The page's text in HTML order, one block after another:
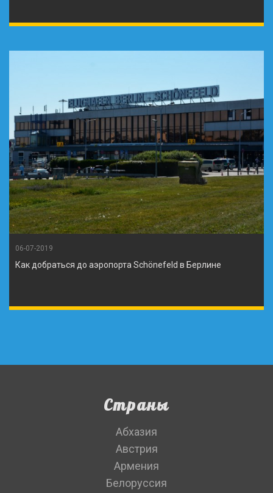
06-07-2019
Как добраться до аэропорта Schönefeld в Берлине
Страны
Абхазия
Австрия
Армения
Белоруссия